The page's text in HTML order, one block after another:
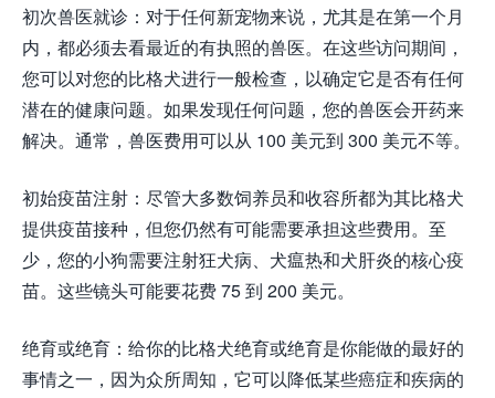
初次兽医就诊：对于任何新宠物来说，尤其是在第一个月
内，都必须去看最近的有执照的兽医。在这些访问期间，
您可以对您的比格犬进行一般检查，以确定它是否有任何
潜在的健康问题。如果发现任何问题，您的兽医会开药来
解决。通常，兽医费用可以从 100 美元到 300 美元不等。
初始疫苗注射：尽管大多数饲养员和收容所都为其比格犬
提供疫苗接种，但您仍然有可能需要承担这些费用。至
少，您的小狗需要注射狂犬病、犬瘟热和犬肝炎的核心疫
苗。这些镜头可能要花费 75 到 200 美元。
绝育或绝育：给你的比格犬绝育或绝育是你能做的最好的
事情之一，因为众所周知，它可以降低某些癌症和疾病的